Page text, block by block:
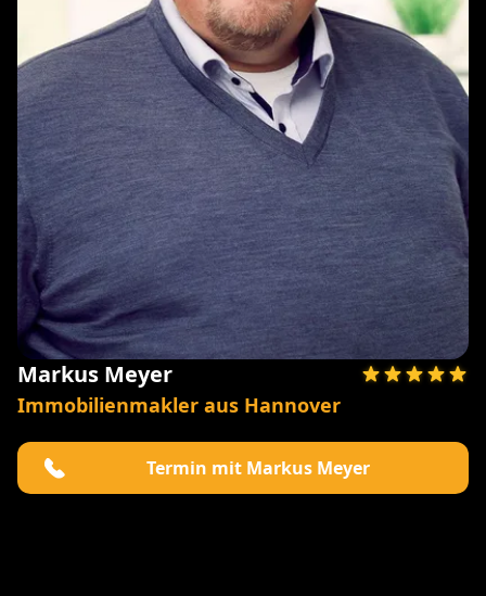
Markus Meyer
Immobilienmakler aus Hannover
Termin mit Markus Meyer